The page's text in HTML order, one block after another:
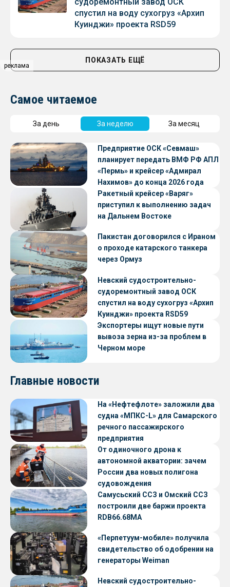
реклама
судоремонтный завод ОСК
спустил на воду сухогруз «Архип
Куинджи» проекта RSD59
ПОКАЗАТЬ ЕЩЁ
Самое читаемое
За день За неделю За месяц
Предприятие ОСК «Севмаш»
планирует передать ВМФ РФ АПЛ
«Пермь» и крейсер «Адмирал
Нахимов» до конца 2026 года
Ракетный крейсер «Варяг»
приступил к выполнению задач
на Дальнем Востоке
Пакистан договорился с Ираном
о проходе катарского танкера
через Ормуз
Невский судостроительно-
судоремонтный завод ОСК
спустил на воду сухогруз «Архип
Куинджи» проекта RSD59
Экспортеры ищут новые пути
вывоза зерна из-за проблем в
Черном море
Главные новости
На «Нефтефлоте» заложили два
судна «МПКС-L» для Самарского
речного пассажирского
предприятия
От одиночного дрона к
автономной акватории: зачем
России два новых полигона
судовождения
Самусьский ССЗ и Омский ССЗ
построили две баржи проекта
RDB66.68МА
«Перпетуум-мобиле» получила
свидетельство об одобрении на
генераторы Weiman
Невский судостроительно-